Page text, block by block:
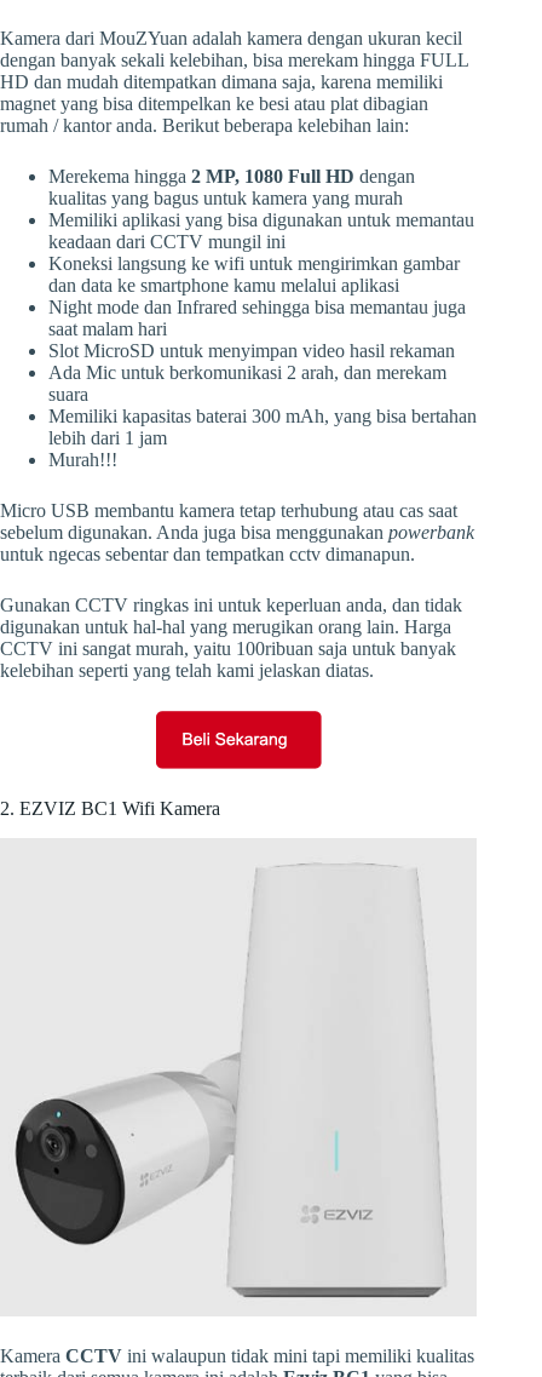
Kamera dari MouZYuan adalah kamera dengan ukuran kecil
dengan banyak sekali kelebihan, bisa merekam hingga FULL
HD dan mudah ditempatkan dimana saja, karena memiliki
magnet yang bisa ditempelkan ke besi atau plat dibagian
rumah / kantor anda. Berikut beberapa kelebihan lain:
Merekema hingga 2 MP, 1080 Full HD dengan
kualitas yang bagus untuk kamera yang murah
Memiliki aplikasi yang bisa digunakan untuk memantau
keadaan dari CCTV mungil ini
Koneksi langsung ke wifi untuk mengirimkan gambar
dan data ke smartphone kamu melalui aplikasi
Night mode dan Infrared sehingga bisa memantau juga
saat malam hari
Slot MicroSD untuk menyimpan video hasil rekaman
Ada Mic untuk berkomunikasi 2 arah, dan merekam
suara
Memiliki kapasitas baterai 300 mAh, yang bisa bertahan
lebih dari 1 jam
Murah!!!
Micro USB membantu kamera tetap terhubung atau cas saat
sebelum digunakan. Anda juga bisa menggunakan powerbank
untuk ngecas sebentar dan tempatkan cctv dimanapun.
Gunakan CCTV ringkas ini untuk keperluan anda, dan tidak
digunakan untuk hal-hal yang merugikan orang lain. Harga
CCTV ini sangat murah, yaitu 100ribuan saja untuk banyak
kelebihan seperti yang telah kami jelaskan diatas.
2. EZVIZ BC1 Wifi Kamera
Kamera CCTV ini walaupun tidak mini tapi memiliki kualitas